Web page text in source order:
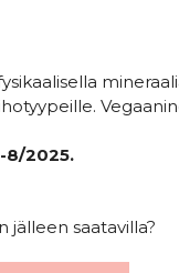
8/2025.
jälleen saatavilla?